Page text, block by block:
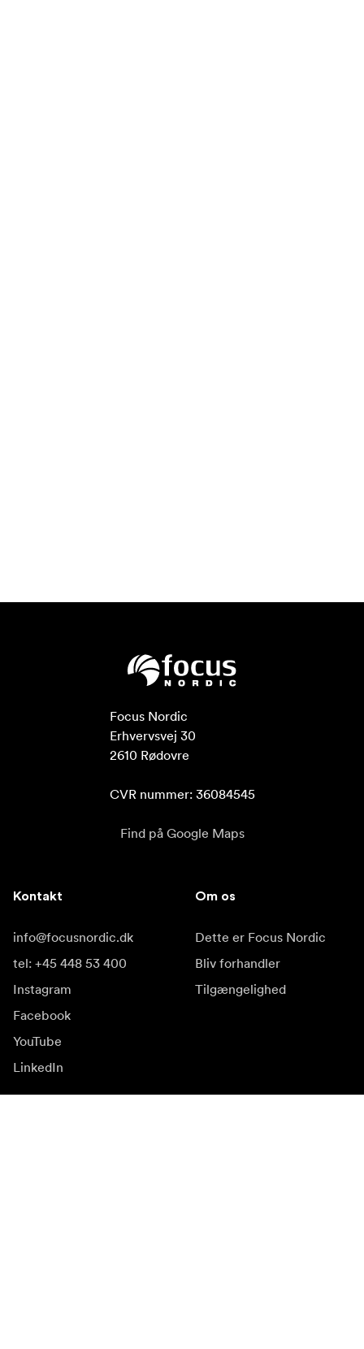
Focus Nordic
Erhvervsvej 30
2610 Rødovre
CVR nummer: 36084545
Find på Google Maps
Kontakt
info@focusnordic.dk
tel: +45 448 53 400
Instagram
Facebook
YouTube
LinkedIn
Om os
Dette er Focus Nordic
Bliv forhandler
Tilgængelighed